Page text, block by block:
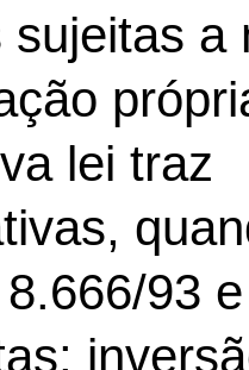
a
lei traz
93